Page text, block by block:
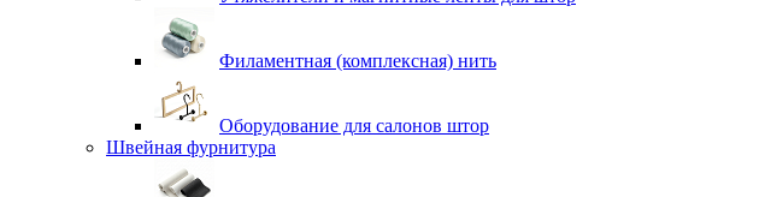
Филаментная (комплексная) нить
Оборудование для салонов штор
Швейная фурнитура